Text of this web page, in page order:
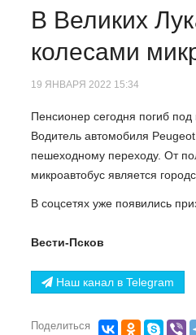
В Великих
колесами
19 ЯНВАРЯ 2022 15:34
Пенсионер сегодня погиб
Водитель автомобиля
пешеходному переходу. От
микроавтобус является
В соцсетях уже появились
Вести-Псков
Наш канал в Telegram
Поделиться